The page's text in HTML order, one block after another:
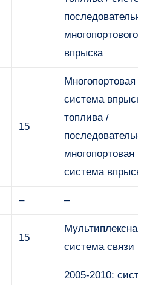
многопортового
впрыска
15
Многопортовая
система
топлива /
многопортовая
система
– –
15
Мультиплексная
система связи
2005-2010: